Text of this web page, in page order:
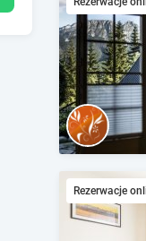
Rezerwacje